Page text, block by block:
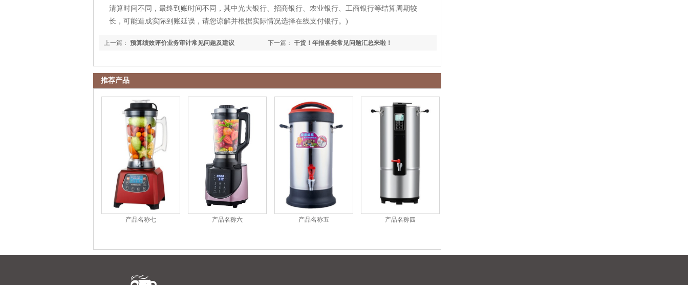
清算时间不同，最终到账时间不同，其中光大银行、招商银行、农业银行、工商银行等结算周期较
长，可能造成实际到账延误，请您谅解并根据实际情况选择在线支付银行。)
下一篇： 干货！年报各类常见问题汇总来啦！
上一篇： 预算绩效评价业务审计常见问题及建议
推荐产品
产品名称七 产品名称六 产品名称五 产品名称四